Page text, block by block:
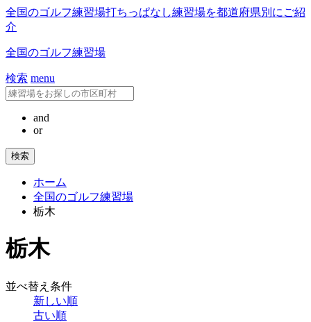
全国のゴルフ練習場打ちっぱなし練習場を都道府県別にご紹
介
全国のゴルフ練習場
検索 menu
and
or
ホーム
全国のゴルフ練習場
栃木
栃木
並べ替え条件
新しい順
古い順